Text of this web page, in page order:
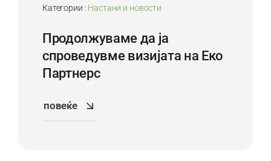
Категории : Настани и новости
Продолжуваме да ја
спроведувмe визијата на Еко
Партнерс
повеќе